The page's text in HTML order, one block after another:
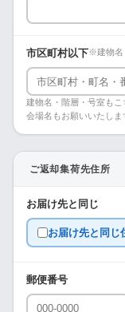
市区町村以下※建物名
建物名・階層・号室も
会場名もお願いいたしま
ご返却集荷先住所
お届け先と同じ
お届け先と同じ
郵便番号